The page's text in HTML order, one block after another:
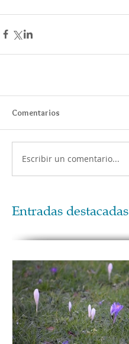
Comentarios
Escribir un comentario...
Entradas destacadas